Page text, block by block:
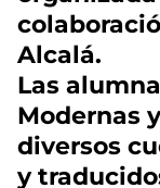
Alcalá.
Las
Modernas
diversos
y